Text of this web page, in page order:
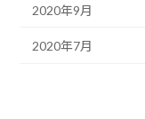
2020年9月
2020年7月